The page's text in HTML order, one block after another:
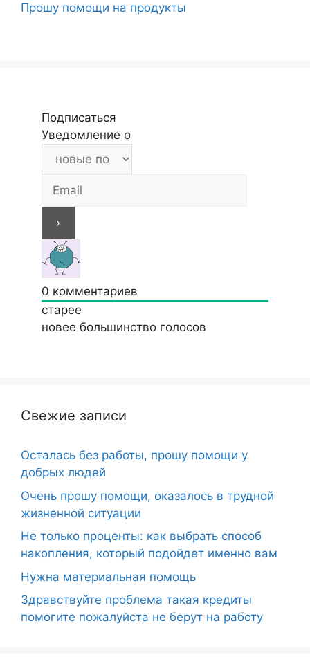
Прошу помощи на продукты
Подписаться
Уведомление о
0 комментариев
старее
новее большинство голосов
Свежие записи
Осталась без работы, прошу помощи у
добрых людей
Очень прошу помощи, оказалось в трудной
жизненной ситуации
Не только проценты: как выбрать способ
накопления, который подойдет именно вам
Нужна материальная помощь
Здравствуйте проблема такая кредиты
помогите пожалуйста не берут на работу